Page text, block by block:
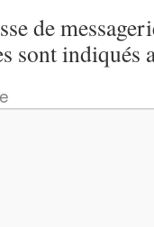
de
sont indiqués